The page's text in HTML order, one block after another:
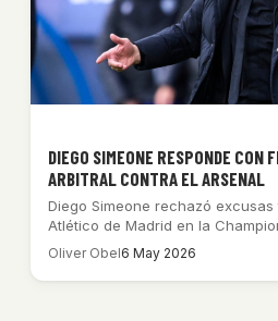
DIEGO SIMEONE RESPONDE CON
ARBITRAL CONTRA EL ARSENAL
Diego Simeone rechazó
Atlético de Madrid en la
Oliver Obel6 May 2026